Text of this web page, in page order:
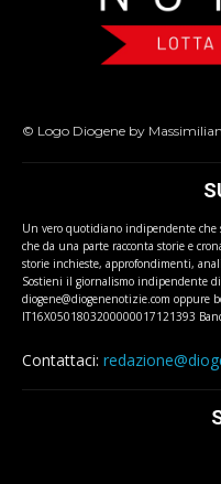
© Logo Diogene by
Un vero quotidiano indipendente che
che da una parte racconta storie e
storie inchieste, approfondimenti,
Sostieni il giornalismo indipendente
diogene@diogenenotizie.com oppure
IT16X0501803200000017121393
Contattaci: